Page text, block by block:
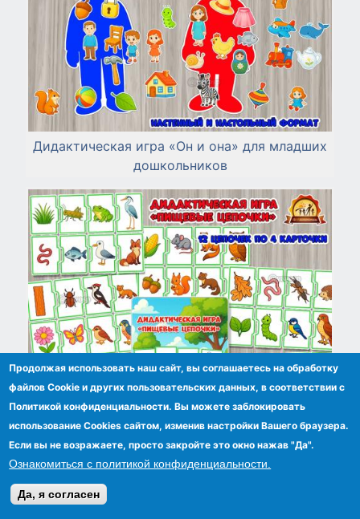
Дидактическая игра «Он и она» для младших
дошкольников
Дидактическая игра «Пищевые цепочки»
Продолжая использовать наш сайт, вы соглашаетесь на обработку
файлов Сookie и других пользовательских данных, в соответствии с
Политикой конфиденциальности. Вы можете заблокировать
использование Cookies сайтом, изменив настройки Вашего браузера.
Если вы не возражаете, просто закройте это окно нажав "Да".
Ознакомиться с политикой конфиденциальности.
Да, я согласен